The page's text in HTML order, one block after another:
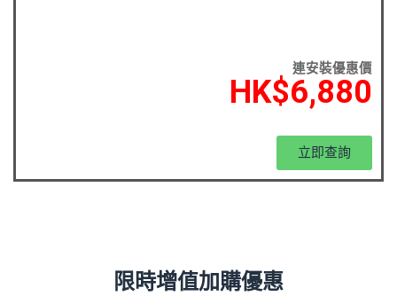
連安裝優惠價
HK$6,880
立即查詢
限時增值加購優惠